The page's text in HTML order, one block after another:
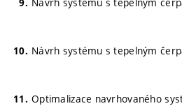
Návrh systému s tepelným
Optimalizace navrhovaného